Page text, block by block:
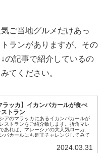
ご当地グルメだけあっ
ランがありますが、その
の記事で紹介しているの
てください。
ラッカ】イカンバカールが食べ
トラン
アのマラッカにあるイカンバカールが
ストランをご紹介致します。折角マレ
あれば、マレーシアの大人気ローカル
バカールにも是非チャレンジしてみて
2024.03.31